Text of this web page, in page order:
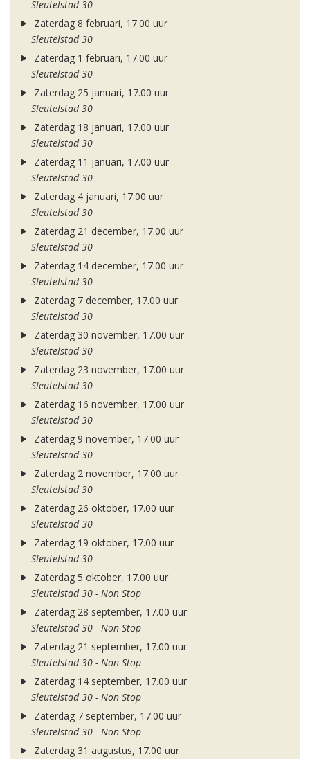
Sleutelstad 30
Zaterdag 8 februari, 17.00 uur
Sleutelstad 30
Zaterdag 1 februari, 17.00 uur
Sleutelstad 30
Zaterdag 25 januari, 17.00 uur
Sleutelstad 30
Zaterdag 18 januari, 17.00 uur
Sleutelstad 30
Zaterdag 11 januari, 17.00 uur
Sleutelstad 30
Zaterdag 4 januari, 17.00 uur
Sleutelstad 30
Zaterdag 21 december, 17.00 uur
Sleutelstad 30
Zaterdag 14 december, 17.00 uur
Sleutelstad 30
Zaterdag 7 december, 17.00 uur
Sleutelstad 30
Zaterdag 30 november, 17.00 uur
Sleutelstad 30
Zaterdag 23 november, 17.00 uur
Sleutelstad 30
Zaterdag 16 november, 17.00 uur
Sleutelstad 30
Zaterdag 9 november, 17.00 uur
Sleutelstad 30
Zaterdag 2 november, 17.00 uur
Sleutelstad 30
Zaterdag 26 oktober, 17.00 uur
Sleutelstad 30
Zaterdag 19 oktober, 17.00 uur
Sleutelstad 30
Zaterdag 5 oktober, 17.00 uur
Sleutelstad 30 - Non Stop
Zaterdag 28 september, 17.00 uur
Sleutelstad 30 - Non Stop
Zaterdag 21 september, 17.00 uur
Sleutelstad 30 - Non Stop
Zaterdag 14 september, 17.00 uur
Sleutelstad 30 - Non Stop
Zaterdag 7 september, 17.00 uur
Sleutelstad 30 - Non Stop
Zaterdag 31 augustus, 17.00 uur